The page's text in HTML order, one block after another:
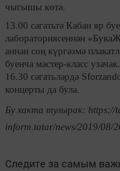
чыгышы көтә.
13.00 сәгатьтә Кабан яр
лабораториясеннән
аннан соң күргәзмә
буенча мастер-класс
16.30 сәгатьләрдә
концерты да була.
Бу хакта тулырак: https://
inform.tatar/news/2019/08/
Следите за самым